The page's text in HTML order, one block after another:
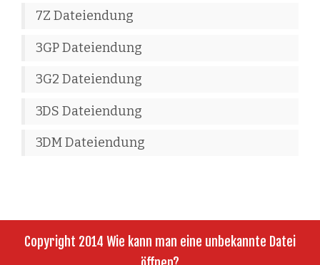
7Z Dateiendung
3GP Dateiendung
3G2 Dateiendung
3DS Dateiendung
3DM Dateiendung
Copyright 2014 Wie kann man eine unbekannte Datei